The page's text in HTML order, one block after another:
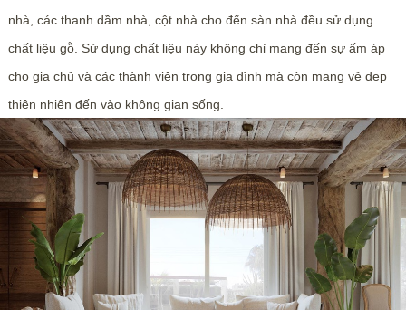
nhà, các thanh dầm nhà, cột nhà cho đến sàn nhà đều sử dụng
chất liệu gỗ. Sử dụng chất liệu này không chỉ mang đến sự ấm áp
cho gia chủ và các thành viên trong gia đình mà còn mang vẻ đẹp
thiên nhiên đến vào không gian sống.